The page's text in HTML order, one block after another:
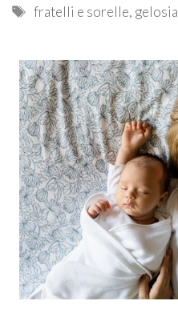
Tags
fratelli e sorelle, gelosia